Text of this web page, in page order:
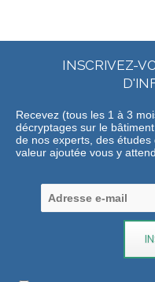
INSCRIVEZ-
Recevez (tous les 1 à 3
décryptages sur le
de nos experts, des études
valeur ajoutée vous y